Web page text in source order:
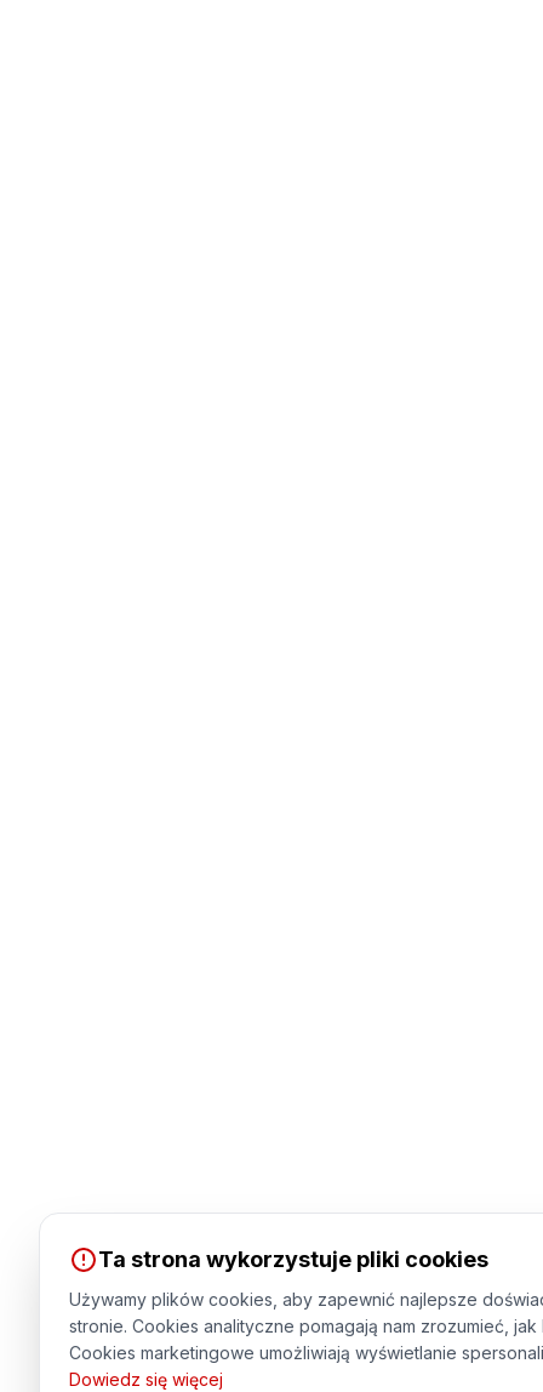
Ta strona wykorzystuje pliki cookies
Używamy plików cookies, aby zapewnić najlepsze
stronie. Cookies analityczne pomagają nam zrozumieć,
Cookies marketingowe umożliwiają wyświetlanie
Dowiedz się więcej